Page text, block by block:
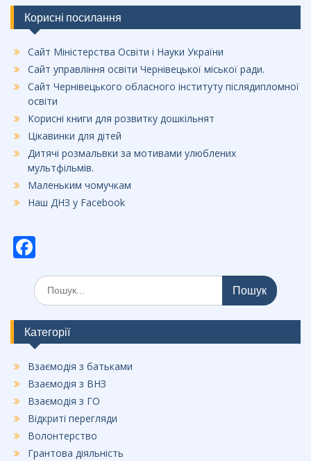
Корисні посилання
Сайт Міністерства Освіти і Науки України
Сайт управління освіти Чернівецької міської ради.
Сайт Чернівецького обласного інституту післядипломної
освіти
Корисні книги для розвитку дошкільнят
Цікавинки для дітей
Дитячі розмальвки за мотивами улюблених
мультфільмів.
Маленьким чомучкам
Наш ДНЗ у Facebook
ac
e
b
o
o
k
Шукати:
Категорії
Взаємодія з батьками
Взаємодія з ВНЗ
Взаємодія з ГО
Відкриті перегляди
Волонтерство
Грантова діяльність